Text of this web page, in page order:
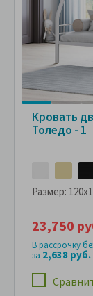
Кровать
Толедо - 1
Размер:
23,750
В рассрочку
за 2,638 руб.